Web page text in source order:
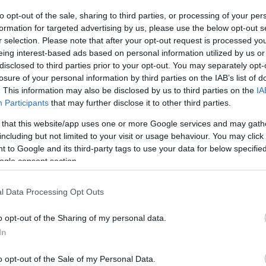
opt-out of the sale, sharing to third parties, or processing of your
for targeted advertising by us, please use the below opt-out
selection. Please note that after your opt-out request is processed
interest-based ads based on personal information utilized by us
to third parties prior to your opt-out. You may separately
of your personal information by third parties on the IAB’s list of
This information may also be disclosed by us to third parties on the
Participants that may further disclose it to other third parties.
that this website/app uses one or more Google services and may
but not limited to your visit or usage behaviour. You may
to Google and its third-party tags to use your data for below
consent section.
Data Processing Opt Outs
opt-out of the Sharing of my personal data.
opt-out of the Sale of my Personal Data.
hogy vágyunk rá.
tér vissza a Hasbro egyik
klasszikus társasjátéka
Allan Loeb írja a Hasbro-adaptációt.
AI-t használ a saját D&D partijain
nem kerül belőle a mesterséges intelligencia.
feltámasztani a G.I. Joe
Paramount
a Hasbro játékai alapján.